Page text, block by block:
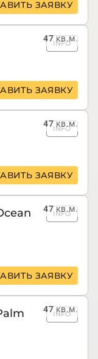
ЗАЯВКУ
47кв.м.
INFO
ЗАЯВКУ
47кв.м.
INFO
ЗАЯВКУ
47кв.м.
INFO
ЗАЯВКУ
47кв.м.
INFO